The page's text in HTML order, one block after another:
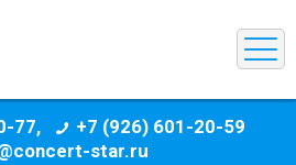
77,
+7 (926) 601-20-59
star.ru